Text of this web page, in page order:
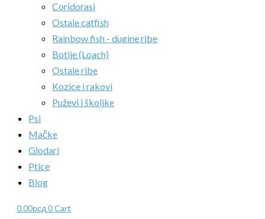
Coridorasi
Ostale catfish
Rainbow fish - dugine ribe
Botije (Loach)
Ostale ribe
Kozice i rakovi
Puževi i školjke
Psi
Mačke
Glodari
Ptice
Blog
0.00рсд 0Cart